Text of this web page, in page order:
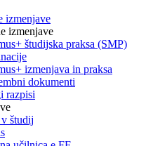
izmenjave
izmenjave
študijska praksa (SMP)
izmenjava in praksa
dokumenti
razpisi
študij